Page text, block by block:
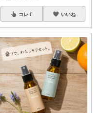
コレ いいね